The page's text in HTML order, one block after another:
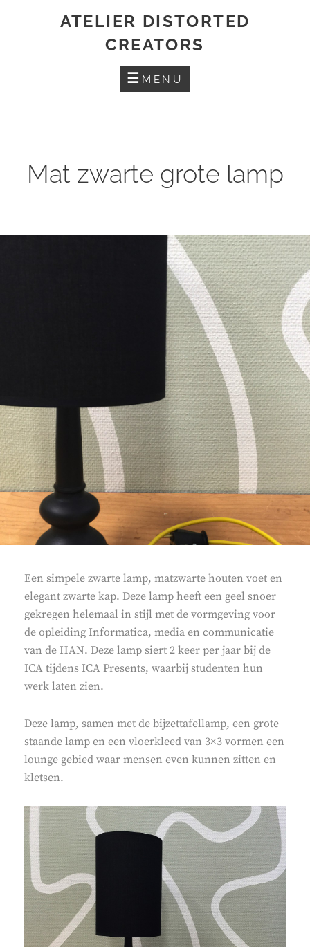
ATELIER DISTORTED
CREATORS
MENU
Mat zwarte grote lamp
Een simpele zwarte lamp, matzwarte houten voet en
elegant zwarte kap. Deze lamp heeft een geel snoer
gekregen helemaal in stijl met de vormgeving voor
de opleiding Informatica, media en communicatie
van de HAN. Deze lamp siert 2 keer per jaar bij de
ICA tijdens ICA Presents, waarbij studenten hun
werk laten zien.
Deze lamp, samen met de bijzettafellamp, een grote
staande lamp en een vloerkleed van 3×3 vormen een
lounge gebied waar mensen even kunnen zitten en
kletsen.